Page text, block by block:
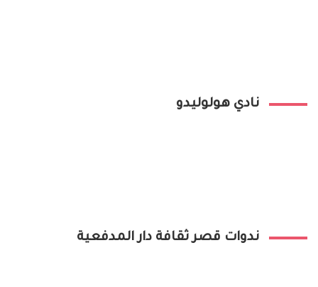
نادي هولوليدو
ندوات قصر ثقافة دار المدفعية